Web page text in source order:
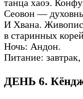
танца хаоэ.
Сеовон —
И Хвана.
в старинных
Ночь: Андон.
Питание:
ДЕНЬ 6.